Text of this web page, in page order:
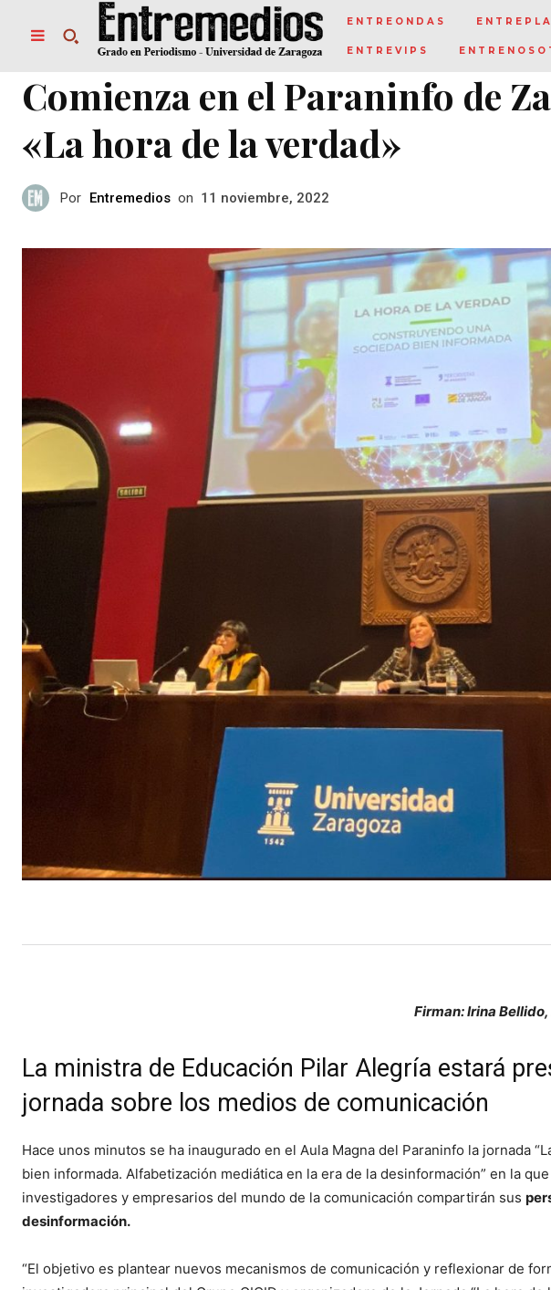
ENTREONDAS
ENTREVIPS
Comienza en el Paraninfo de
«La hora de la verdad»
Por Entremedios on 11 noviembre, 2022
Firman: Irina
La ministra de Educación Pilar Alegría estará
jornada sobre los medios de comunicación
Hace unos minutos se ha inaugurado en el Aula Magna del Paraninfo la jornada
bien informada. Alfabetización mediática en la era de la desinformación” en la
investigadores y empresarios del mundo de la comunicación compartirán sus
desinformación.
“El objetivo es plantear nuevos mecanismos de comunicación y reflexionar de